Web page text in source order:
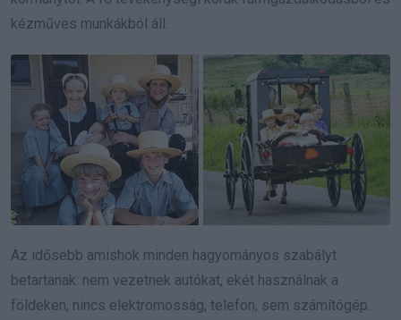
kézműves munkákból áll.
Az idősebb amishok minden hagyományos szabályt
betartanak: nem vezetnek autókat, ekét használnak a
földeken, nincs elektromosság, telefon, sem számítógép.